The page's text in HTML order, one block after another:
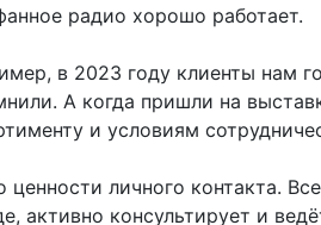
радио хорошо работает.
в 2023 году клиенты нам
А когда пришли на
и условиям
ценности личного контакта.
активно консультирует и